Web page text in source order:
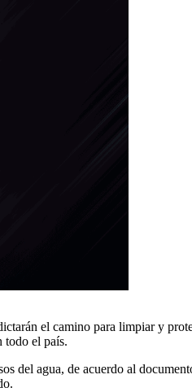
el camino para limpiar y
todo el país.
del agua, de acuerdo al